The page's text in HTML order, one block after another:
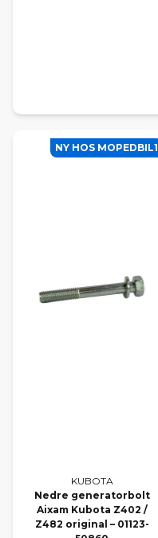
KUBOTA
Nedre generatorbolt
Aixam Kubota Z402 /
Z482 original – 01123-
NY HOS MOPEDBIL1